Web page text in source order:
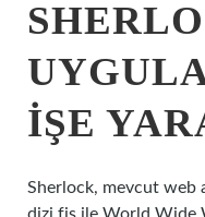
IŞE
Sherlock, mevcut web